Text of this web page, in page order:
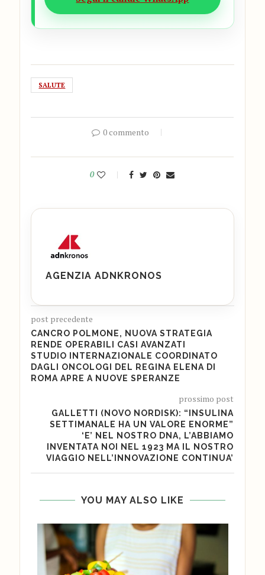
SALUTE
0 commento
0
AGENZIA ADNKRONOS
post precedente
CANCRO POLMONE, NUOVA STRATEGIA
RENDE OPERABILI CASI AVANZATI
STUDIO INTERNAZIONALE COORDINATO
DAGLI ONCOLOGI DEL REGINA ELENA DI
ROMA APRE A NUOVE SPERANZE
prossimo post
GALLETTI (NOVO NORDISK): “INSULINA
SETTIMANALE HA UN VALORE ENORME”
‘E’ NEL NOSTRO DNA, L’ABBIAMO
INVENTATA NOI NEL 1923 MA IL NOSTRO
VIAGGIO NELL’INNOVAZIONE CONTINUA’
YOU MAY ALSO LIKE